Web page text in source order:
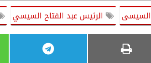
السيسى الرئيس عبد الفتاح السيسي